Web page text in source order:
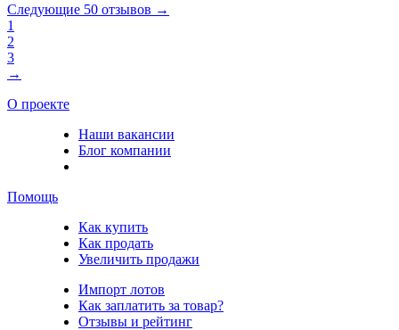
Следующие 50 отзывов →
1
2
3
→
О проекте
Наши вакансии
Блог компании
Помощь
Как купить
Как продать
Увеличить продажи
Импорт лотов
Как заплатить за товар?
Отзывы и рейтинг